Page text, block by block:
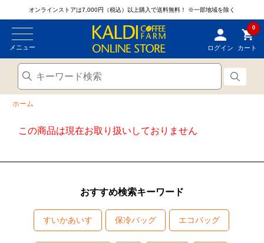
オンラインストアは7,000円（税込）以上購入で送料無料！ ※一部地域を除く
メニュー ログイン
0
カート
ホーム
この商品は現在お取り扱いしておりません
おすすめ検索キーワード
すいかあいす 保冷バッグ エコバッグ